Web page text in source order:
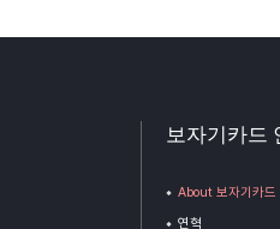
보자기카드
About 보자기카드
연혁